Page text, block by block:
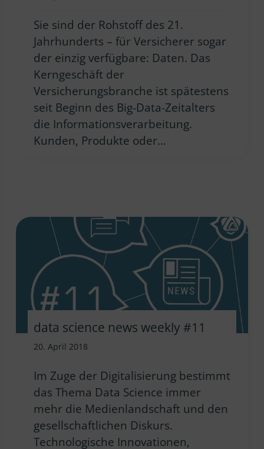
Sie sind der Rohstoff des 21.
Jahrhunderts – für Versicherer sogar
der einzig verfügbare: Daten. Das
Kerngeschäft der
Versicherungsbranche ist spätestens
seit Beginn des Big-Data-Zeitalters
die Informationsverarbeitung.
Kunden, Produkte oder…
data science news weekly #11
20. April 2018
Im Zuge der Digitalisierung bestimmt
das Thema Data Science immer
mehr die Medienlandschaft und den
gesellschaftlichen Diskurs.
Technologische Innovationen,